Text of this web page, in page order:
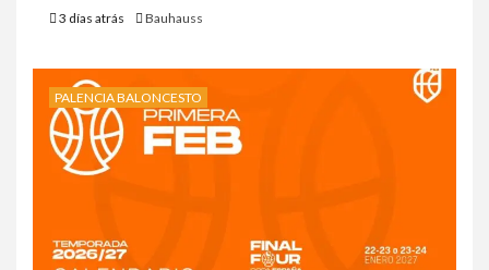
3 días atrás Bauhauss
PALENCIA BALONCESTO